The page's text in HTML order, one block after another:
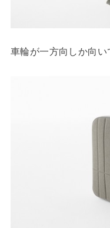
車輪が一方向しか向い